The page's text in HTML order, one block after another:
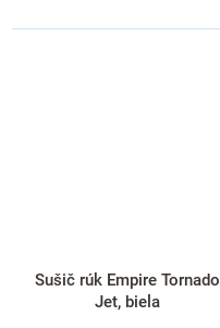
Sušič rúk Empire Tornado
Jet, biela